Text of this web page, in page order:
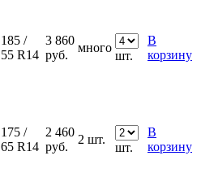
185 /
55 R14
3 860
руб.
много
шт.
В
корзину
175 /
65 R14
2 460
руб.
2 шт.
шт.
В
корзину